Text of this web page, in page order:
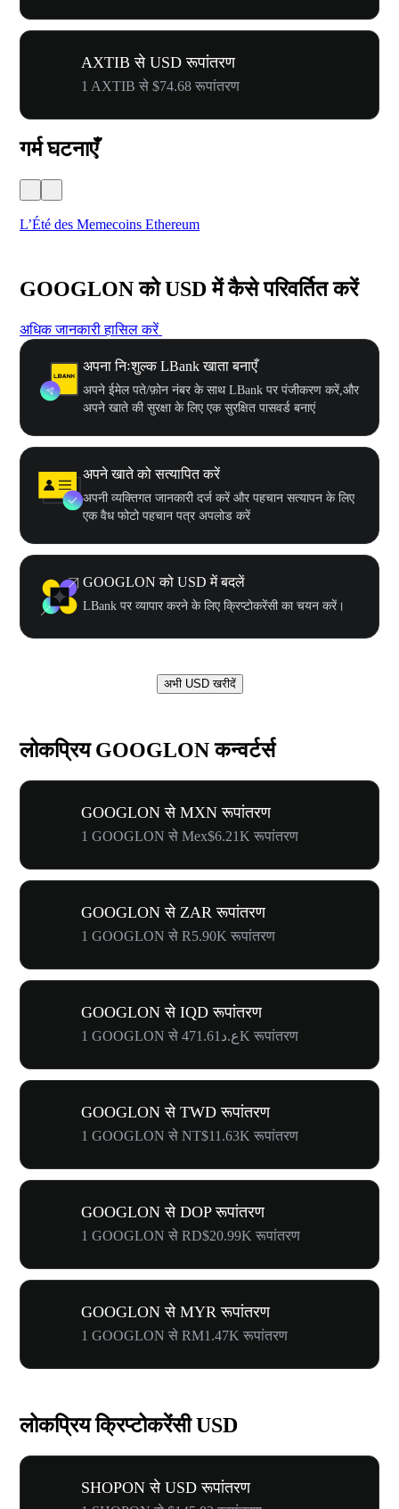
AXTIB से USD रूपांतरण
1 AXTIB से $74.68 रूपांतरण
गर्म घटनाएँ
L’Été des Memecoins Ethereum
GOOGLON को USD में कैसे परिवर्तित करें
अधिक जानकारी हासिल करें
अपना निःशुल्क LBank खाता बनाएँ
अपने ईमेल पते/फ़ोन नंबर के साथ LBank पर पंजीकरण करें,और
अपने खाते की सुरक्षा के लिए एक सुरक्षित पासवर्ड बनाएं
अपने खाते को सत्यापित करें
अपनी व्यक्तिगत जानकारी दर्ज करें और पहचान सत्यापन के लिए
एक वैध फोटो पहचान पत्र अपलोड करें
GOOGLON को USD में बदलें
LBank पर व्यापार करने के लिए क्रिप्टोकरेंसी का चयन करें।
अभी USD खरीदें
लोकप्रिय GOOGLON कन्वर्टर्स
GOOGLON से MXN रूपांतरण
1 GOOGLON से Mex$6.21K रूपांतरण
GOOGLON से ZAR रूपांतरण
1 GOOGLON से R5.90K रूपांतरण
GOOGLON से IQD रूपांतरण
1 GOOGLON से ع.د471.61K रूपांतरण
GOOGLON से TWD रूपांतरण
1 GOOGLON से NT$11.63K रूपांतरण
GOOGLON से DOP रूपांतरण
1 GOOGLON से RD$20.99K रूपांतरण
GOOGLON से MYR रूपांतरण
1 GOOGLON से RM1.47K रूपांतरण
लोकप्रिय क्रिप्टोकरेंसी USD
SHOPON से USD रूपांतरण